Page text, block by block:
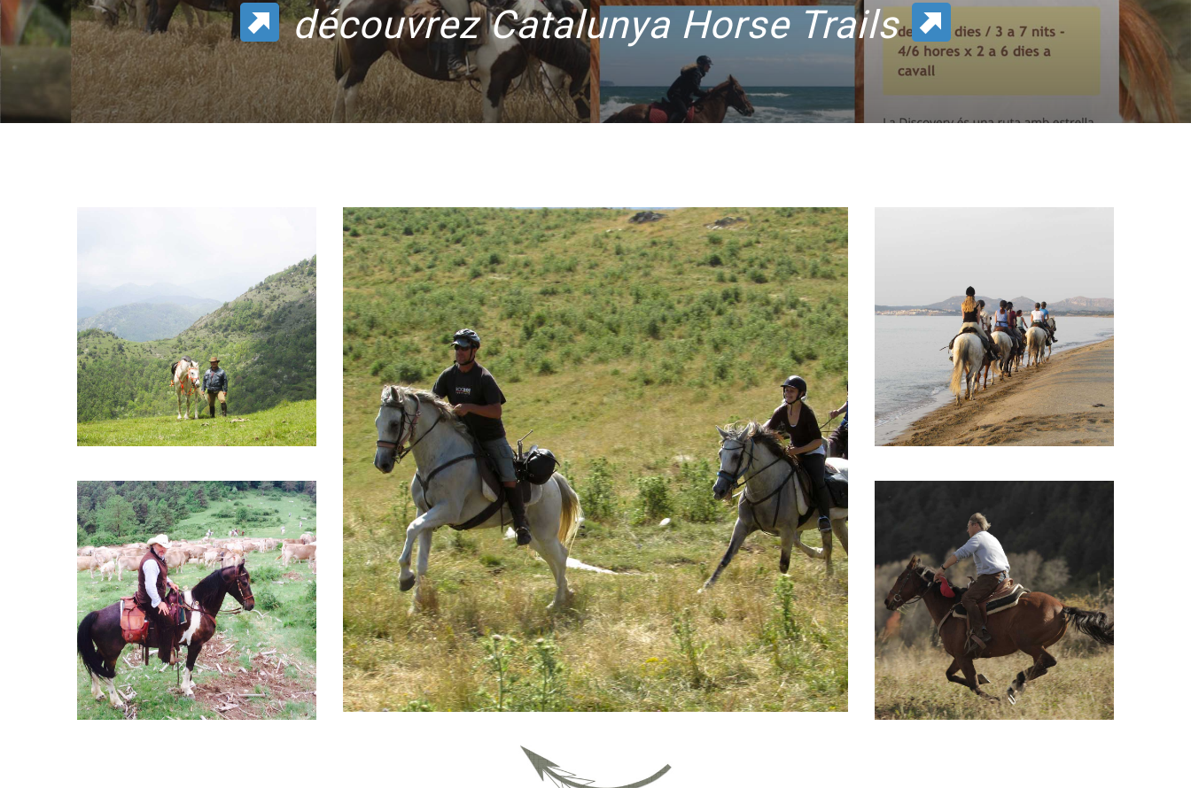
découvrez Catalunya Horse Trails